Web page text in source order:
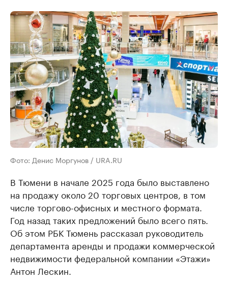
Фото: Денис Моргунов / URA.RU
В Тюмени в начале 2025 года было выставлено
на продажу около 20 торговых центров, в том
числе торгово-офисных и местного формата.
Год назад таких предложений было всего пять.
Об этом РБК Тюмень рассказал руководитель
департамента аренды и продажи коммерческой
недвижимости федеральной компании «Этажи»
Антон Лескин.